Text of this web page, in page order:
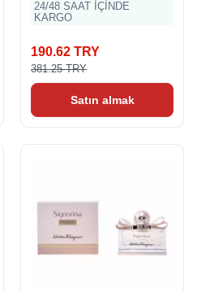
24/48 SAAT İÇİNDE
KARGO
190.62 TRY
381.25 TRY
Satın almak